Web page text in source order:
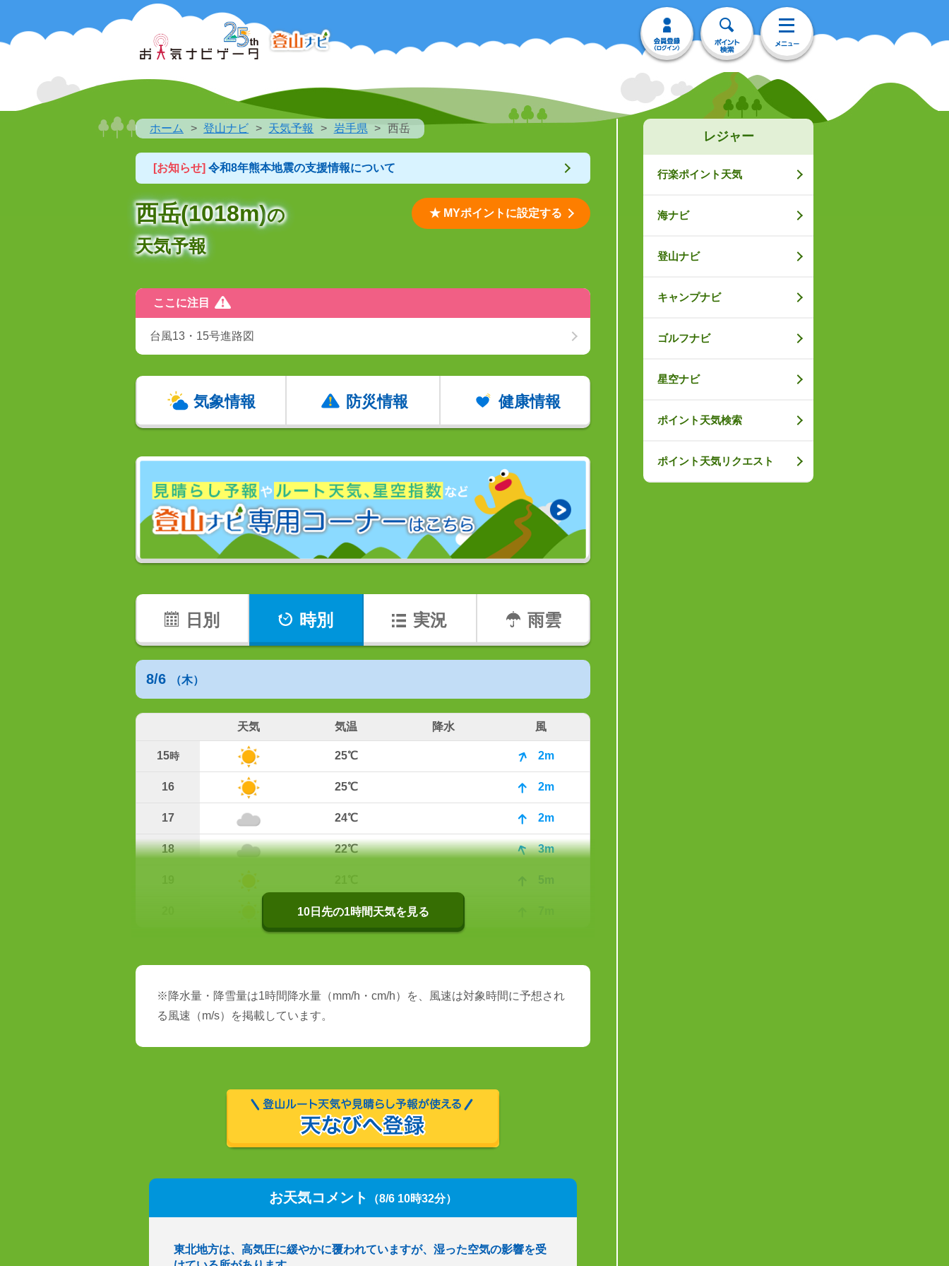
ホーム 登山ナビ 天気予報 岩手県 西岳
[お知らせ] 令和8年熊本地震の支援情報について
西岳(1018m)の
天気予報
★ MYポイントに設定する
ここに注目
台風13・15号進路図
気象情報 防災情報 健康情報
日別 時別 実況 雨雲
8/6 （木）
天気 気温 降水 風
15時 25℃ 2m
16 25℃ 2m
17 24℃ 2m
18 22℃ 3m
20℃
10日先の1時間天気を見る
※降水量・降雪量は1時間降水量（mm/h・cm/h）を、風速は対象時間に予想され
る風速（m/s）を掲載しています。
お天気コメント （8/6 10時32分）
東北地方は、高気圧に緩やかに覆われていますが、湿った空気の影響を受
レジャー
行楽ポイント天気
海ナビ
登山ナビ
キャンプナビ
ゴルフナビ
星空ナビ
ポイント天気検索
ポイント天気リクエスト